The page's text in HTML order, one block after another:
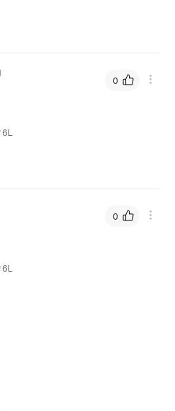
6L
0
6L
0